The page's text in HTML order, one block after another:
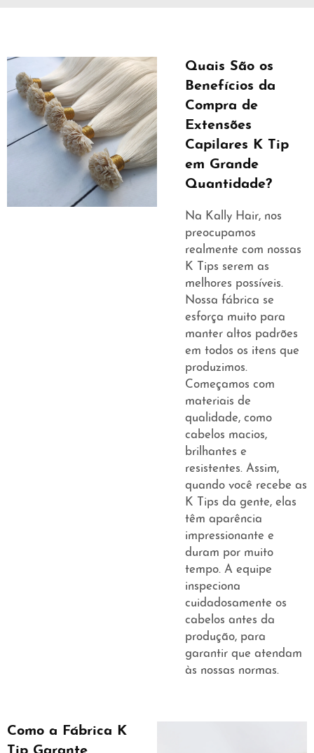
Quais São os
Benefícios da
Compra de
Extensões
Capilares K Tip
em Grande
Quantidade?
Na Kally Hair, nos
preocupamos
realmente com nossas
K Tips serem as
melhores possíveis.
Nossa fábrica se
esforça muito para
manter altos padrões
em todos os itens que
produzimos.
Começamos com
materiais de
qualidade, como
cabelos macios,
brilhantes e
resistentes. Assim,
quando você recebe as
K Tips da gente, elas
têm aparência
impressionante e
duram por muito
tempo. A equipe
inspeciona
cuidadosamente os
cabelos antes da
produção, para
garantir que atendam
às nossas normas.
Como a Fábrica K